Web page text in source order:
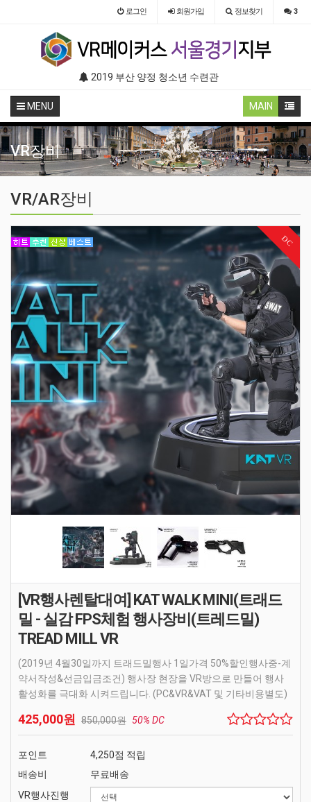
로그인 회원가입 정보찾기 3
2019 코엑스 크리에이터 페스티벌 VR체험 부스 (인기 VR 체험) - VR렌탈대여 행사
MENU MAIN
VR장비
VR/AR장비
DC
[VR행사렌탈대여] KAT WALK MINI(트래드
밀 - 실감 FPS체험 행사장비(트레드밀)
TREAD MILL VR
(2019년 4월30일까지 트래드밀행사 1일가격 50%할인행사중-계
약서작성&선금입금조건) 행사장 현장을 VR방으로 만들어 행사
활성화를 극대화 시켜드립니다. (PC&VR&VAT 및 기타비용별도)
425,000원 850,000원 50% DC
포인트
4,250점 적립
배송비
무료배송
VR행사진행